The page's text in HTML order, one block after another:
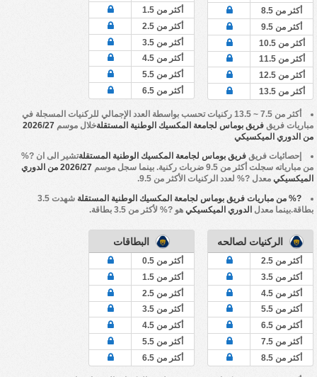
أكثر من 8.5
أكثر من 9.5
أكثر من 10.5
أكثر من 11.5
أكثر من 12.5
أكثر من 13.5
أكثر من 1.5
أكثر من 2.5
أكثر من 3.5
أكثر من 4.5
أكثر من 5.5
أكثر من 6.5
أكثر من 7.5 ~ 13.5 ركنيات تحسب بواسطة العدد الإجمالي للركنيات المسجلة في
مباريات فريق فريق بوماس لجامعة المكسيك الوطنية المستقلةخلال موسم 2026/27
من الدوري الميكسيكي
إحصائيات فريق فريق بوماس لجامعة المكسيك الوطنية المستقلةتشير الى ان ?%
من مبارياته سجلت أكثر من 9.5 ضربات ركنية. بينما سجل موسم
2026/27 من الدوري
الميكسيكي معدل ?% لعدد الركنيات الأكثر من 9.5.
?% من مباريات فريق بوماس لجامعة المكسيك الوطنية المستقلة
شهدت 3.5
بطاقة.بينما معدل
الدوري الميكسيكي هو ?% لأكثر من 3.5 بطاقة.
الركنيات لصالحه
أكثر من 2.5
أكثر من 3.5
أكثر من 4.5
أكثر من 5.5
أكثر من 6.5
أكثر من 7.5
أكثر من 8.5
البطاقات
أكثر من 0.5
أكثر من 1.5
أكثر من 2.5
أكثر من 3.5
أكثر من 4.5
أكثر من 5.5
أكثر من 6.5